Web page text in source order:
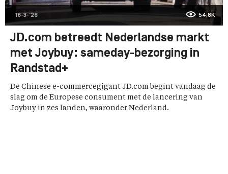
16-3-'26 54,8K
JD.com betreedt Nederlandse markt
met Joybuy: sameday-bezorging in
Randstad+
De Chinese e-commercegigant JD.com begint vandaag de
slag om de Europese consument met de lancering van
Joybuy in zes landen, waaronder Nederland.